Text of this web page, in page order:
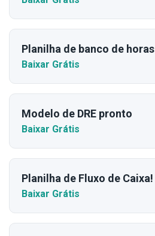
Planilha de banco de horas
Baixar Grátis
Modelo de DRE pronto
Baixar Grátis
Planilha de Fluxo de Caixa!
Baixar Grátis